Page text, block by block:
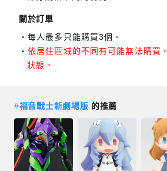
關於訂單
每人最多只能購買3個。
依居住區域的不同有可能無法購買
狀態。
#福音戰士新劇場版 的推薦